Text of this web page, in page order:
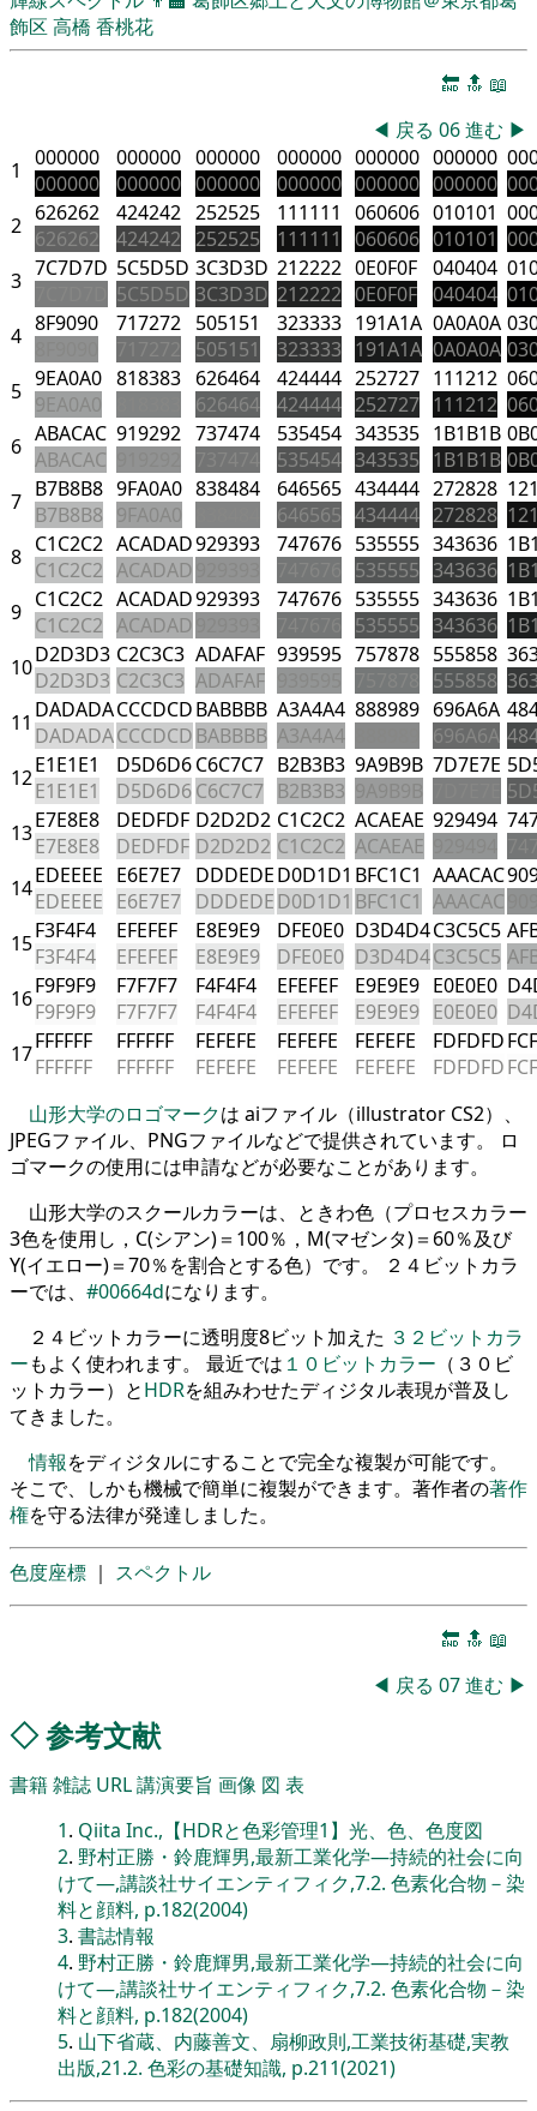
飾区 高橋 香桃花
🔚 🔝 📖
◀ 戻る 06進む ▶
1
000000
000000
000000
000000
000000
000000
000000
000000
000000
000000
000000
000000
2 626262
626262
424242
424242
252525
252525
111111
111111
060606
060606
010101
010101
3 7C7D7D 5C5D5D
5C5D5D
3C3D3D
3C3D3D
212222
212222
0E0F0F
0E0F0F
040404
040404
4 8F9090
717272 505151
505151
323333
323333
191A1A
191A1A
0A0A0A
0A0A0A
5 9EA0A0
9EA0A0
818383 626464
626464
424444
424444
252727
252727
111212
111212
6 ABACAC
ABACAC
919292 737474
535454
535454
343535
343535
1B1B1B
1B1B1B
7 B7B8B8
B7B8B8
9FA0A0
9FA0A0
838484
646565
646565
434444
434444
272828
272828
8 C1C2C2
C1C2C2
ACADAD
ACADAD
929393
747676 535555
535555
343636
343636
9 C1C2C2
C1C2C2
ACADAD
ACADAD
929393
747676 535555
535555
343636
343636
10D2D3D3
D2D3D3
C2C3C3
C2C3C3
ADAFAF
ADAFAF
939595 757878 555858
555858
11 DADADA
DADADA
CCCDCD
CCCDCD
BABBBB
BABBBB
A3A4A4
A3A4A4
888989 696A6A
696A6A
12E1E1E1
E1E1E1
D5D6D6
D5D6D6
C6C7C7
C6C7C7
B2B3B3
B2B3B3
9A9B9B 7D7E7E
13E7E8E8
E7E8E8
DEDFDF
DEDFDF
D2D2D2
D2D2D2
C1C2C2
C1C2C2
ACAEAE
ACAEAE
929494
14EDEEEE
EDEEEE
E6E7E7
E6E7E7
DDDEDE
DDDEDE
D0D1D1
D0D1D1
BFC1C1
BFC1C1
AAACAC
AAACAC
15F3F4F4
F3F4F4
EFEFEF
EFEFEF
E8E9E9
E8E9E9
DFE0E0
DFE0E0
D3D4D4
D3D4D4
C3C5C5
C3C5C5
16F9F9F9
F9F9F9
F7F7F7
F7F7F7
F4F4F4
F4F4F4
EFEFEF
EFEFEF
E9E9E9
E9E9E9
E0E0E0
E0E0E0
17FFFFFF
FFFFFF
FFFFFF
FFFFFF
FEFEFE
FEFEFE
FEFEFE
FEFEFE
FEFEFE
FEFEFE
FDFDFD
FDFDFD
山形大学のロゴマークは aiファイル（illustrator CS2）、
JPEGファイル、PNGファイルなどで提供されています。 ロ
ゴマークの使用には申請などが必要なことがあります。
山形大学のスクールカラーは、ときわ色（プロセスカラー
3色を使用し，C(シアン)＝100％，M(マゼンタ)＝60％及び
Y(イエロー)＝70％を割合とする色）です。 ２４ビットカラ
ーでは、 #00664dになります。
２４ビットカラーに透明度8ビット加えた ３２ビットカラ
ーもよく使われます。 最近では １０ビットカラー （３０ビ
ットカラー）とHDRを組みわせたディジタル表現が普及し
てきました。
情報をディジタルにすることで完全な複製が可能です。
そこで、しかも機械で簡単に複製ができます。著作者の著作
権を守る法律が発達しました。
色度座標 ｜ スペクトル
🔚 🔝 📖
◀ 戻る 07進む ▶
◇参考文献
書籍雑誌 URL講演要旨 画像 図 表
1. Qiita Inc.,【HDRと色彩管理1】光、色、色度図
2. 野村正勝・鈴鹿輝男,最新工業化学―持続的社会に向
けて―,講談社サイエンティフィク,7.2. 色素化合物－染
料と顔料, p.182(2004)
3. 書誌情報
4. 野村正勝・鈴鹿輝男,最新工業化学―持続的社会に向
けて―,講談社サイエンティフィク,7.2. 色素化合物－染
料と顔料, p.182(2004)
5. 山下省蔵、内藤善文、扇柳政則,工業技術基礎,実教
出版,21.2. 色彩の基礎知識, p.211(2021)